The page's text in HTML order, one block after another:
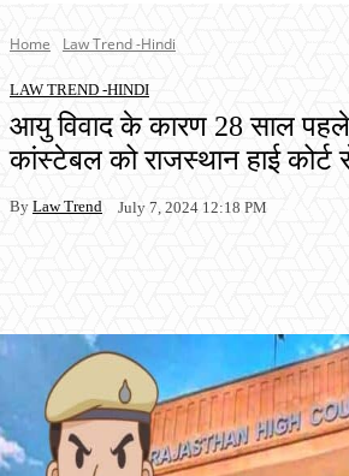
Home Law Trend -Hindi
LAW TREND -HINDI
आयु विवाद के कारण 28 साल पहले
कांस्टेबल को राजस्थान हाई कोर्ट
By Law Trend July 7, 2024 12:18 PM